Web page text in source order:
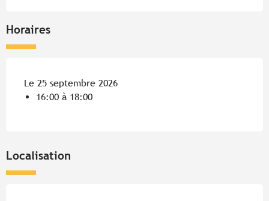
Horaires
Le 25 septembre 2026
16:00 à 18:00
Localisation